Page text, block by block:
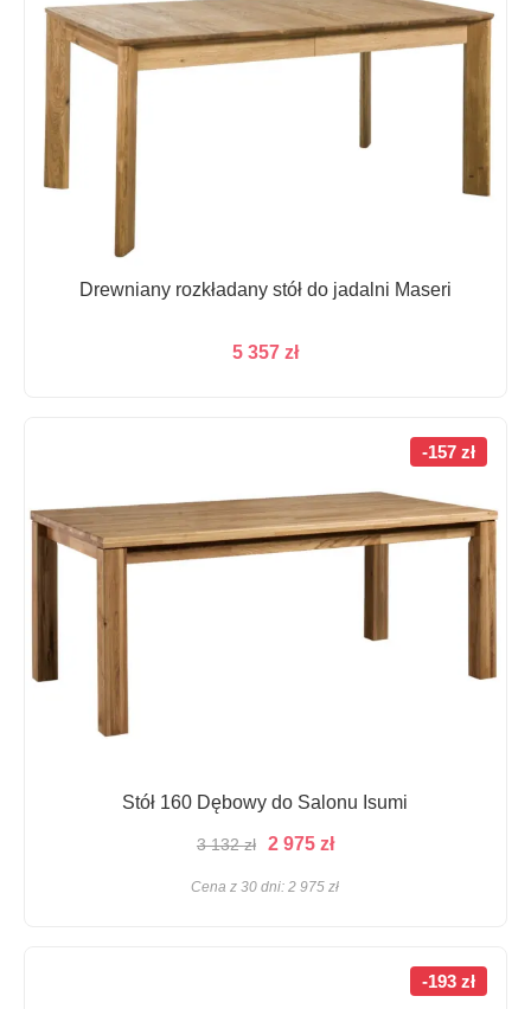
Drewniany rozkładany stół do jadalni Maseri
5 357 zł
-157 zł
Stół 160 Dębowy do Salonu Isumi
3 132zł
Pierwotna
2 975 złAktualna
Cena z 30 dni:2 975zł
-193 zł